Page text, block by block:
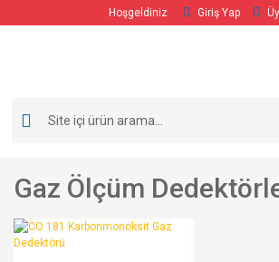
Hoşgeldiniz Giriş Yap
Gaz Ölçüm